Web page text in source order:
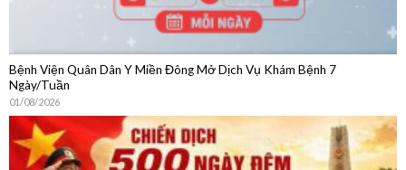
Bệnh Viện Quân Dân Y Miền Đông Mở Dịch Vụ Khám Bệnh 7
Ngày/Tuần
01/08/2026